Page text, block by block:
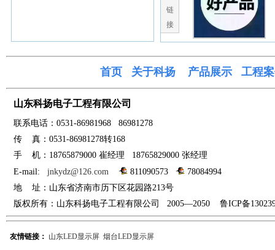
链
接
首页 关于科扬 产品展示 工程
山东科扬电子工程有限公司
联系电话：0531-86981968 86981278
传 真：0531-86981278转168
手 机：18765879000 崔经理 18765829000 张经理
E-mail: jnkydz@126.com 811090573
78084994
地 址：山东省济南市历下区花园路213号
版权所有：山东科扬电子工程有限公司 2005—2050 鲁ICP备
友情链接： 山东LED显示屏 烟台LED显示屏